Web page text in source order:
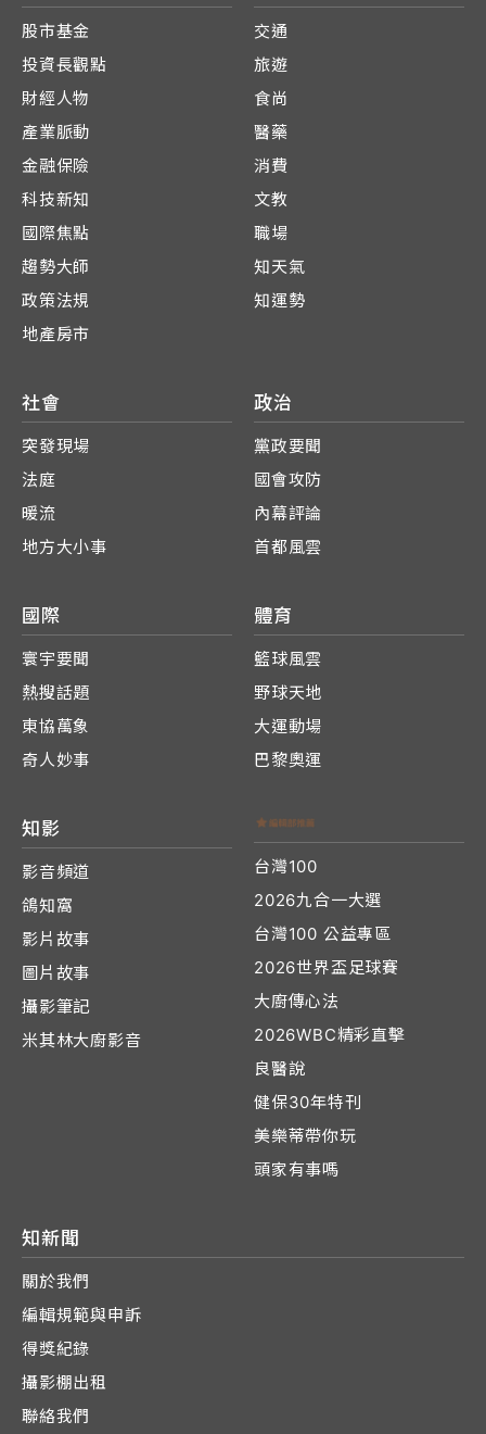
股市基金
投資長觀點
財經人物
產業脈動
金融保險
科技新知
國際焦點
趨勢大師
政策法規
地產房市
交通
旅遊
食尚
醫藥
消費
文教
職場
知天氣
知運勢
社會
突發現場
法庭
暖流
地方大小事
政治
黨政要聞
國會攻防
內幕評論
首都風雲
國際
寰宇要聞
熱搜話題
東協萬象
奇人妙事
體育
籃球風雲
野球天地
大運動場
巴黎奧運
知影
影音頻道
鴿知窩
影片故事
圖片故事
攝影筆記
米其林大廚影音
台灣100
2026九合一大選
台灣100 公益專區
2026世界盃足球賽
大廚傳心法
2026WBC精彩直擊
良醫說
健保30年特刊
美樂蒂帶你玩
頭家有事嗎
知新聞
關於我們
編輯規範與申訴
得獎紀錄
攝影棚出租
聯絡我們